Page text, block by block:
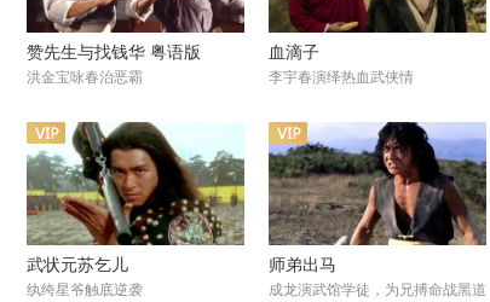
赞先生与找钱华 粤语版
洪金宝咏春治恶霸
血滴子
李宇春演绎热血武侠情
武状元苏乞儿
纨绔星爷触底逆袭
师弟出马
成龙演武馆学徒，为兄搏命战黑道